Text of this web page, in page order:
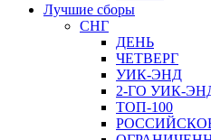
Лучшие сборы
СНГ
ДЕНЬ
ЧЕТВЕРГ
УИК-ЭНД
2-ГО УИК-
ТОП-100